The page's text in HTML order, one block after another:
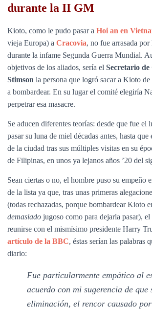
durante la II GM
Kioto, como le pudo pasar a Hoi an en
vieja Europa) a Cracovia, no fue arrasada
durante la infame Segunda Guerra Mundial.
objetivos de los aliados, sería el Secretario
Stimson la persona que logró sacar a Kioto
a bombardear. En su lugar el comité elegiría
perpetrar esa masacre.
Se aducen diferentes teorías: desde que fue el
pasar su luna de miel décadas antes, hasta que
de la ciudad tras sus múltiples visitas en su
de Filipinas, en unos ya lejanos años ’20 del
Sean ciertas o no, el hombre puso su empeño
de la lista ya que, tras unas primeras
(todas rechazadas, porque bombardear Kioto
demasiado jugoso como para dejarla pasar),
reunirse con el mismísimo presidente Harry
artículo de la BBC, éstas serían las palabras
diario:
Fue particularmente empático al
acuerdo con mi sugerencia de que
eliminación, el rencor causado